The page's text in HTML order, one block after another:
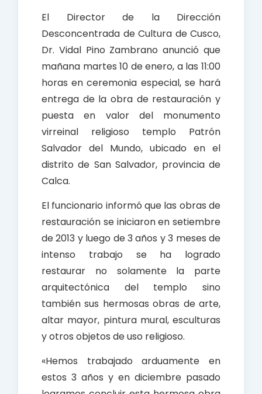
El Director de la Dirección
Desconcentrada de Cultura de Cusco,
Dr. Vidal Pino Zambrano anunció que
mañana martes 10 de enero, a las 11:00
horas en ceremonia especial, se hará
entrega de la obra de restauración y
puesta en valor del monumento
virreinal religioso templo Patrón
Salvador del Mundo, ubicado en el
distrito de San Salvador, provincia de
Calca.
El funcionario informó que las obras de
restauración se iniciaron en setiembre
de 2013 y luego de 3 años y 3 meses de
intenso trabajo se ha logrado
restaurar no solamente la parte
arquitectónica del templo sino
también sus hermosas obras de arte,
altar mayor, pintura mural, esculturas
y otros objetos de uso religioso.
«Hemos trabajado arduamente en
estos 3 años y en diciembre pasado